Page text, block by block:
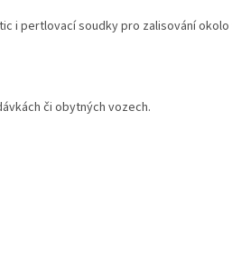
i pertlovací soudky pro zalisování
či obytných vozech.